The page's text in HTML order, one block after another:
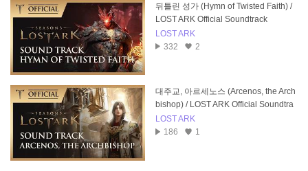
뒤틀린 성가 (Hymn of Twisted Faith) /
LOST ARK Official Soundtrack
LOST ARK
332
2
대주교, 아르세노스 (Arcenos, the Arch
bishop) / LOST ARK Official Soundtra
ck
LOST ARK
186
1